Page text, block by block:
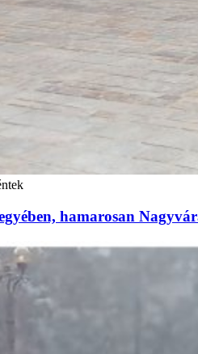
hamarosan